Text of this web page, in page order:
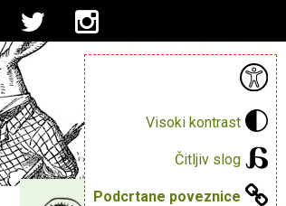
Visoki kontrast
Čitljiv slog
Podcrtane poveznice